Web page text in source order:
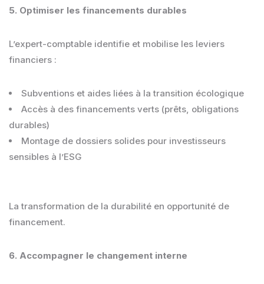
5. Optimiser les financements durables
L’expert-comptable identifie et mobilise les leviers
financiers :
Subventions et aides liées à la transition écologique
Accès à des financements verts (prêts, obligations
durables)
Montage de dossiers solides pour investisseurs
sensibles à l’ESG
La transformation de la durabilité en opportunité de
financement.
6. Accompagner le changement interne